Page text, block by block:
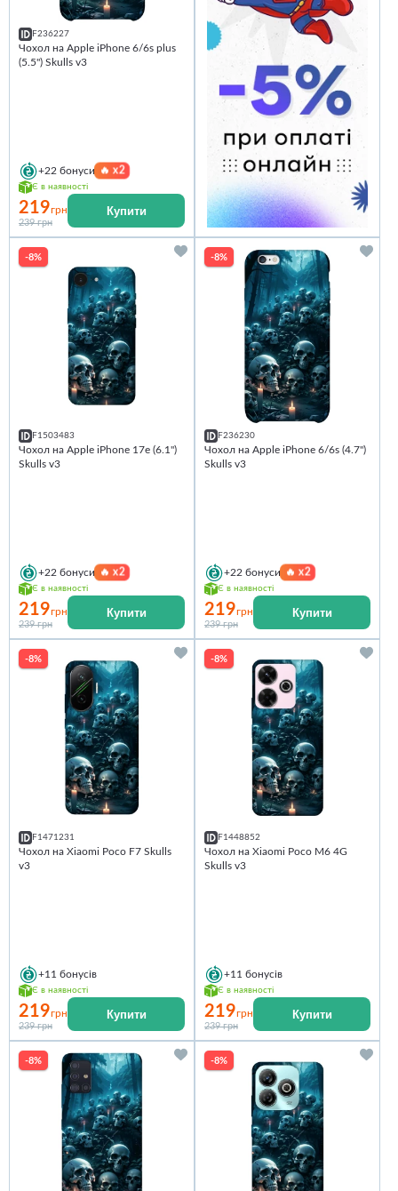
F236227
Чохол на Apple iPhone 6/6s plus
(5.5") Skulls v3
+22 бонуси 🔥x2
Є в наявності
219грн
239 грн
Купити
-8%
F1503483
Чохол на Apple iPhone 17e (6.1")
Skulls v3
+22 бонуси 🔥x2
Є в наявності
219грн
239 грн
Купити
-8%
F236230
Чохол на Apple iPhone 6/6s (4.7")
Skulls v3
+22 бонуси 🔥x2
Є в наявності
219грн
239 грн
Купити
-8%
F1471231
Чохол на Xiaomi Poco F7 Skulls
v3
+11 бонусів
Є в наявності
219грн
239 грн
Купити
-8%
F1448852
Чохол на Xiaomi Poco M6 4G
Skulls v3
+11 бонусів
Є в наявності
219грн
239 грн
Купити
-8% -8%